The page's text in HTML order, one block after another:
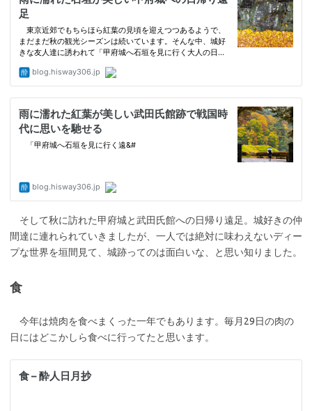
そして秋に訪れた甲府城と武田氏館への日帰り遠足。城好きの仲
間達に連れられていきましたが、一人では絶対に味わえないディー
プな世界を垣間見て、城跡ってのは面白いな、と思い知りました。
食
今年は焼肉を食べまくった一年でもあります。毎月29日の肉の
日にはどこかしら食べに行ってたと思います。